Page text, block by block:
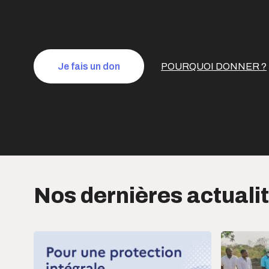
Je fais un don POURQUOI DONNER ?
Nos dernières